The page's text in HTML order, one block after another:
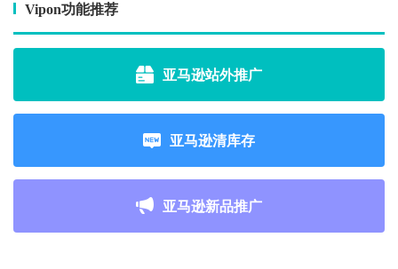
Vipon功能推荐
亚马逊站外推广
亚马逊清库存
亚马逊新品推广